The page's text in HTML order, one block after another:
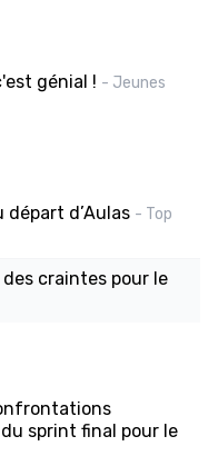
génial ! - Jeunes
départ d’Aulas - Top
des craintes pour le
sprint final pour le